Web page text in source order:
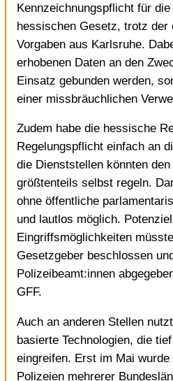
Kennzeichnungspflicht für
hessischen Gesetz, trotz der
Vorgaben aus Karlsruhe.
erhobenen Daten an den
Einsatz gebunden werden,
einer missbräuchlichen
Zudem habe die hessische
Regelungspflicht einfach an
die Dienststellen könnten
größtenteils selbst regeln.
ohne öffentliche
und lautlos möglich.
Eingriffsmöglichkeiten
Gesetzgeber beschlossen
Polizeibeamt:innen
GFF.
Auch an anderen Stellen
basierte Technologien, die
eingreifen. Erst im Mai
Polizeien mehrerer